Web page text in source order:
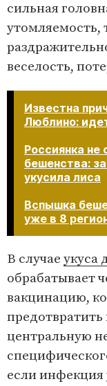
сильная
утомляемость,
веселость,
Известна
Люблино:
Россиянка не
бешенства:
укусила лиса
Вспышка
уже в 8
В случае укуса
обрабатывает
вакцинацию,
предотвратить
центральную
если инфекция